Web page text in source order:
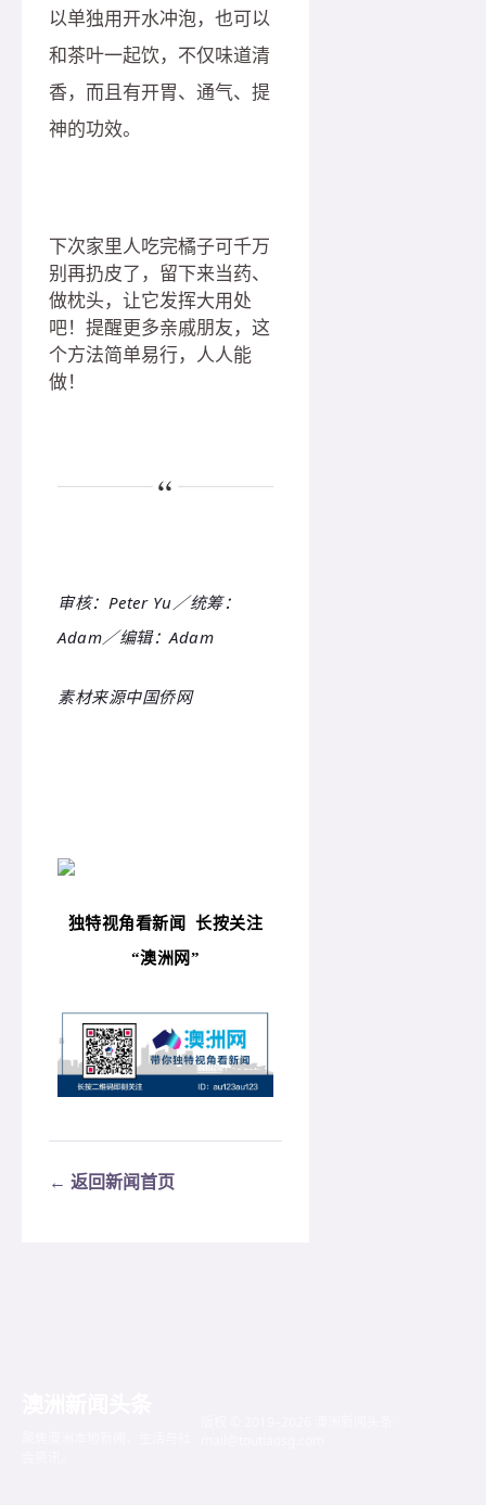
以单独用开水冲泡，也可以
和茶叶一起饮，不仅味道清
香，而且有开胃、通气、提
神的功效。
下次家里人吃完橘子可千万
别再扔皮了，留下来当药、
做枕头，让它发挥大用处
吧！提醒更多亲戚朋友，这
个方法简单易行，人人能
做！
审核：Peter Yu／统筹：
Adam／编辑：Adam
素材来源中国侨网
独特视角看新闻长按关注
“澳洲网”
← 返回新闻首页